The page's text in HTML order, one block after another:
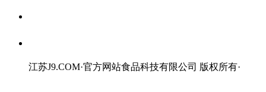
江苏J9.COM·官方网站食品科技有限公司 版权所有·